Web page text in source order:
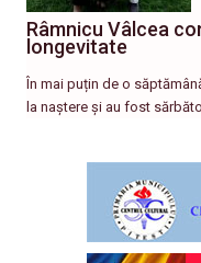
Râmnicu Vâlcea
longevitate
În mai puțin de o
la naștere și au fost